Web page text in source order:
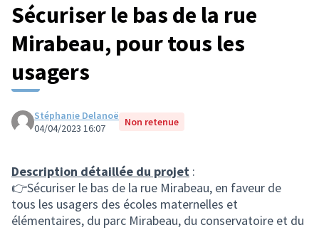
Sécuriser le bas de la rue
Mirabeau, pour tous les
usagers
Stéphanie Delanoë
04/04/2023 16:07
Non retenue
Description détaillée du projet :
👉Sécuriser le bas de la rue Mirabeau, en faveur de
tous les usagers des écoles maternelles et
élémentaires, du parc Mirabeau, du conservatoire et du